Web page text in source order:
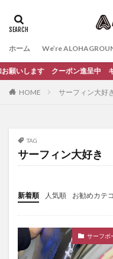
ホーム We’re
す クーポン進呈中 キャッシ
HOME サーフィン大好
TAG
サーフィン大好き
新着順 人気順 お勧めカテ
イベント
サーフィ
サーフボ